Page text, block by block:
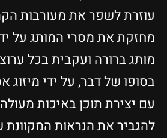
עוזרת לשפר את מעורבות
מחזקת את מסרי המותג על
מותג ברורה ועקבית בכל
עם יצירת תוכן באיכות
להגביר את הנראות המקוונת